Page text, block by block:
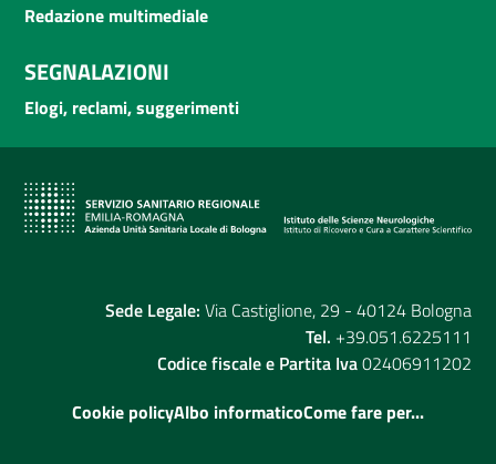
Redazione multimediale
SEGNALAZIONI
Elogi, reclami, suggerimenti
Sede Legale: Via Castiglione, 29 - 40124 Bologna
Tel. +39.051.6225111
Codice fiscale e Partita Iva02406911202
Cookie policyAlbo informaticoCome fare per...